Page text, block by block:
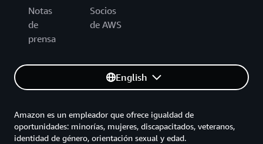
Notas
de
prensa
Socios
de AWS
English
Amazon es un empleador que ofrece igualdad de
oportunidades: minorías, mujeres, discapacitados, veteranos,
identidad de género, orientación sexual y edad.